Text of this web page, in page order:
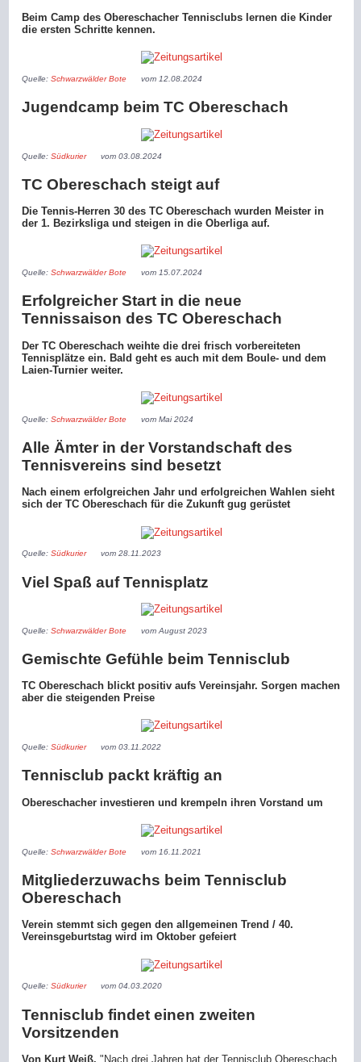
Beim Camp des Obereschacher Tennisclubs lernen die Kinder
die ersten Schritte kennen.
Quelle:Schwarzwälder Bote vom 12.08.2024
Jugendcamp beim TC Obereschach
Quelle:Südkurier vom 03.08.2024
TC Obereschach steigt auf
Die Tennis-Herren 30 des TC Obereschach wurden Meister in
der 1. Bezirksliga und steigen in die Oberliga auf.
Quelle:Schwarzwälder Bote vom 15.07.2024
Erfolgreicher Start in die neue
Tennissaison des TC Obereschach
Der TC Obereschach weihte die drei frisch vorbereiteten
Tennisplätze ein. Bald geht es auch mit dem Boule- und dem
Laien-Turnier weiter.
Quelle:Schwarzwälder Bote vom Mai 2024
Alle Ämter in der Vorstandschaft des
Tennisvereins sind besetzt
Nach einem erfolgreichen Jahr und erfolgreichen Wahlen sieht
sich der TC Obereschach für die Zukunft gug gerüstet
Quelle:Südkurier vom 28.11.2023
Viel Spaß auf Tennisplatz
Quelle:Schwarzwälder Bote vom August 2023
Gemischte Gefühle beim Tennisclub
TC Obereschach blickt positiv aufs Vereinsjahr. Sorgen machen
aber die steigenden Preise
Quelle:Südkurier vom 03.11.2022
Tennisclub packt kräftig an
Obereschacher investieren und krempeln ihren Vorstand um
Quelle:Schwarzwälder Bote vom 16.11.2021
Mitgliederzuwachs beim Tennisclub
Obereschach
Verein stemmt sich gegen den allgemeinen Trend / 40.
Vereinsgeburtstag wird im Oktober gefeiert
Quelle:Südkurier vom 04.03.2020
Tennisclub findet einen zweiten
Vorsitzenden
Von Kurt Weiß. "Nach drei Jahren hat der Tennisclub Obereschach